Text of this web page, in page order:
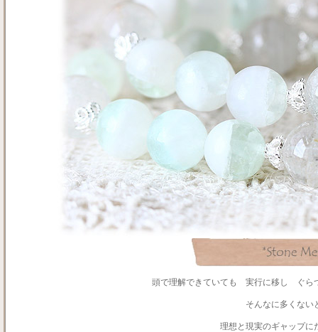
頭で理解できていても 実行に移し ぐら
そんなに多くない
理想と現実のギャップに